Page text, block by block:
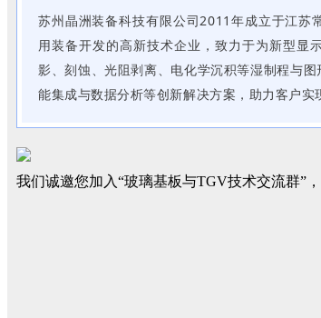
苏州晶洲装备科技有限公司2011年成立于江苏
用装备开发的高新技术企业，致力于为新型显
影、刻蚀、光阻剥离、电化学沉积等湿制程与
能集成与数据分析等创新解决方案，助力客户实
我们诚邀您加入“玻璃基板与TGV技术交流群”